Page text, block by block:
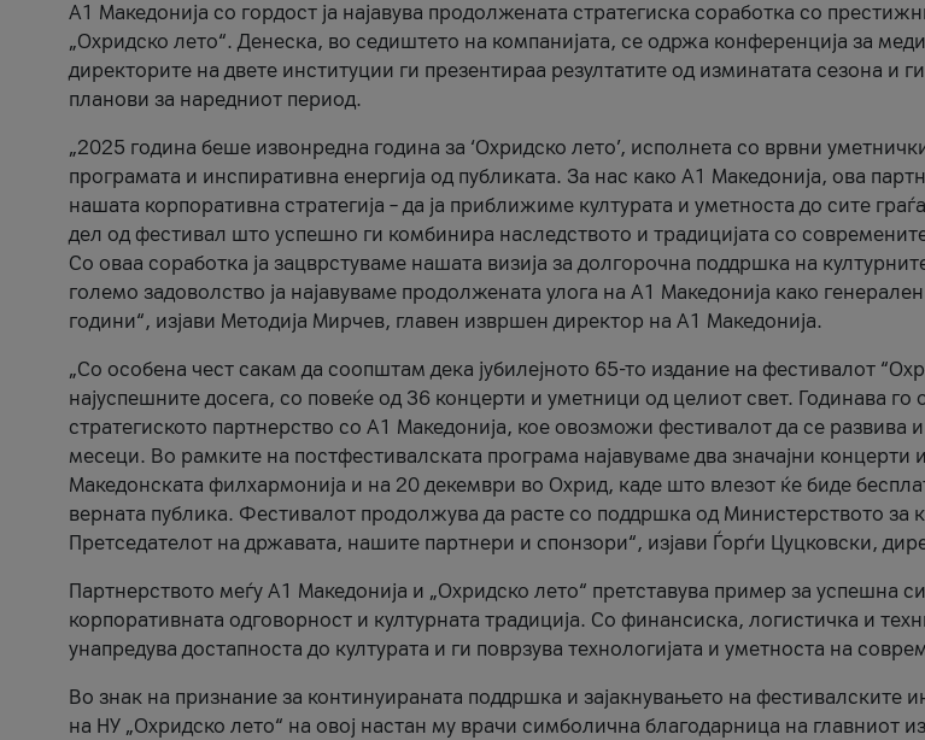
A1 Македонија со гордост ја најавува продолжената стратегиска соработка со
„Охридско лето“. Денеска, во седиштето на компанијата, се одржа конференција за
директорите на двете институции ги презентираа резултатите од изминатата сезона и
планови за наредниот период.
„2025 година беше извонредна година за ‘Охридско лето’, исполнета со врвни
програмата и инспиративна енергија од публиката. За нас како A1 Македонија, ова
нашата корпоративна стратегија – да ја приближиме културата и уметноста до сите
дел од фестивал што успешно ги комбинира наследството и традицијата со
Со оваа соработка ја зацврстуваме нашата визија за долгорочна поддршка на
големо задоволство ја најавуваме продолжената улога на A1 Македонија како
години“, изјави Методија Мирчев, главен извршен директор на A1 Македонија.
„Со особена чест сакам да соопштам дека јубилејното 65-то издание на фестивалот
најуспешните досега, со повеќе од 36 концерти и уметници од целиот свет. Годинава го
стратегиското партнерство со А1 Македонија, кое овозможи фестивалот да се развива
месеци. Во рамките на постфестивалската програма најавуваме два значајни концерти
Македонската филхармонија и на 20 декември во Охрид, каде што влезот ќе биде
верната публика. Фестивалот продолжува да расте со поддршка од Министерството за
Претседателот на државата, нашите партнери и спонзори“, изјави Ѓорѓи Цуцковски,
Партнерството меѓу A1 Македонија и „Охридско лето“ претставува пример за успешна
корпоративната одговорност и културната традиција. Со финансиска, логистичка и
унапредува достапноста до културата и ги поврзува технологијата и уметноста на
Во знак на признание за континуираната поддршка и зајакнувањето на фестивалските
на НУ „Охридско лето“ на овој настан му врачи симболична благодарница на главниот